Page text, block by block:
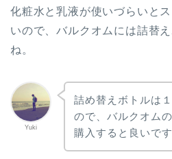
化粧水と乳液が使いづらいと
いので、バルクオムには詰替
ね。
Yuki
詰め替えボトルは
ので、バルクオム
購入すると良いです